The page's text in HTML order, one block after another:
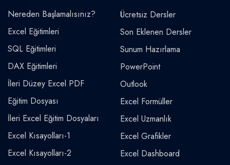
Nereden Başlamalısınız?
Excel Eğitimleri
SQL Eğitimleri
DAX Eğitimleri
İleri Düzey Excel PDF
Eğitim Dosyası
İleri Excel Eğitim Dosyaları
Excel Kısayolları-1
Excel Kısayolları-2
Ücretsiz Dersler
Son Eklenen Dersler
Sunum Hazırlama
PowerPoint
Outlook
Excel Formüller
Excel Uzmanlık
Excel Grafikler
Excel Dashboard